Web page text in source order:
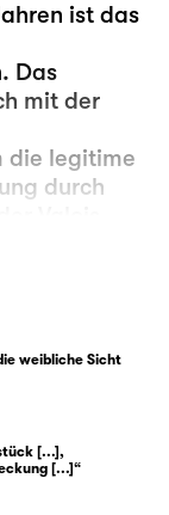
ist das
Das
mit der
die legitime
durch
Valois,
Invasoren
schwache
Lage, sich
eine
eigenen
Vater,
weibliche Sicht
[...],
[...]“